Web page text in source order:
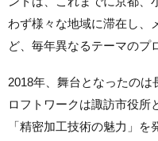
わず様々な地域に滞在し、
ど、毎年異なるテーマのプ
2018年、舞台となったのは
ロフトワークは諏訪市役所
「精密加工技術の魅力」